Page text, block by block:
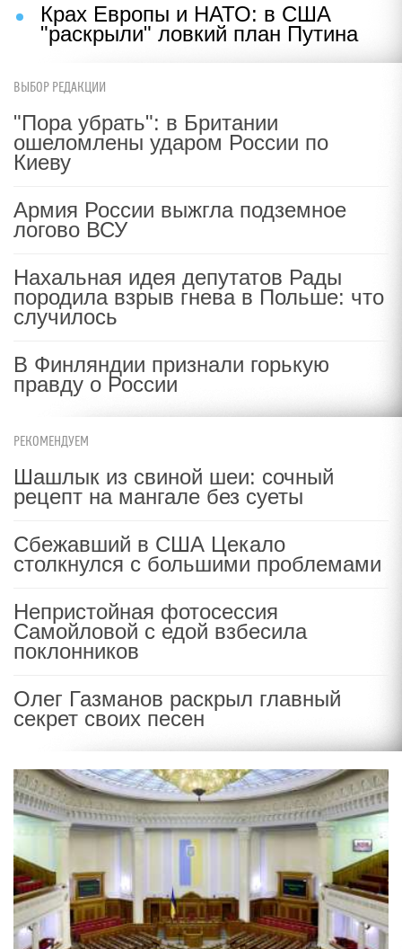
Крах Европы и НАТО: в США
"раскрыли" ловкий план Путина
ВЫБОР РЕДАКЦИИ
"Пора убрать": в Британии
ошеломлены ударом России по
Киеву
Армия России выжгла подземное
логово ВСУ
Нахальная идея депутатов Рады
породила взрыв гнева в Польше: что
случилось
В Финляндии признали горькую
правду о России
РЕКОМЕНДУЕМ
Шашлык из свиной шеи: сочный
рецепт на мангале без суеты
Сбежавший в США Цекало
столкнулся с большими проблемами
Непристойная фотосессия
Самойловой с едой взбесила
поклонников
Олег Газманов раскрыл главный
секрет своих песен